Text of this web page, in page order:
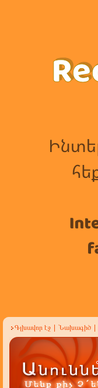
Գլխավոր էջ Նախագիծ